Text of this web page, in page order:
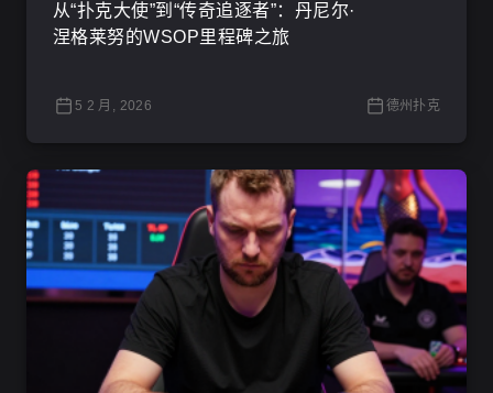
从“扑克大使”到“传奇追逐者”：丹尼尔·
涅格莱努的WSOP里程碑之旅
5 2 月, 2026 德州扑克